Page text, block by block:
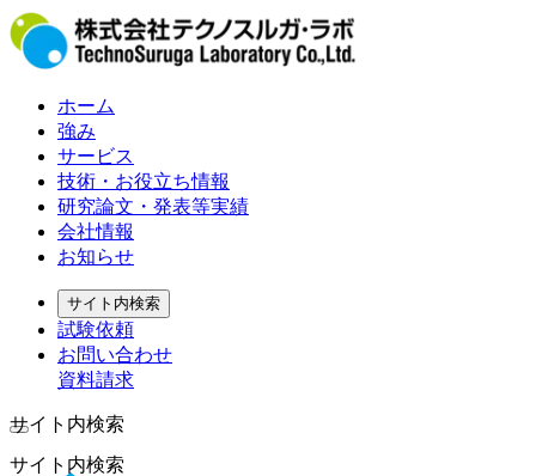
ホーム
強み
サービス
技術・お役立ち情報
研究論文・発表等実績
会社情報
お知らせ
サイト内検索
試験依頼
お問い合わせ
資料請求
サイト内検索
サイト内検索